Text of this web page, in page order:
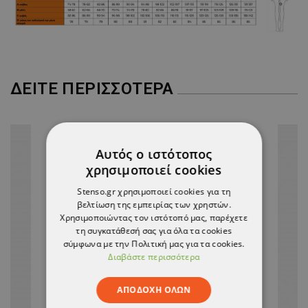
ΔΕΊΤΕ ΠΕΡΙΣΣΌΤΕΡΑ
Αυτός ο ιστότοπος
χρησιμοποιεί cookies
Stenso.gr χρησιμοποιεί cookies για τη
βελτίωση της εμπειρίας των χρηστών.
Χρησιμοποιώντας τον ιστότοπό μας, παρέχετε
τη συγκατάθεσή σας για όλα τα cookies
σύμφωνα με την Πολιτική μας για τα cookies.
Διαβάστε περισσότερα
ΑΠΟΔΟΧΉ ΌΛΩΝ